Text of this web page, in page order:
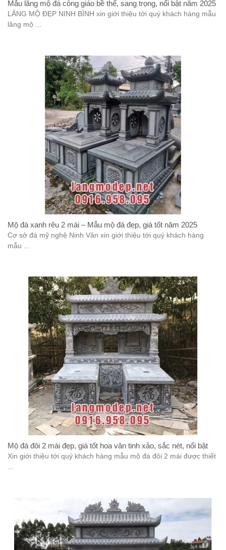
Mẫu lăng mộ đá công giáo bề thế, sang trọng, nổi bật năm 2025
LĂNG MỘ ĐẸP NINH BÌNH xin giới thiệu tới quý khách hàng mẫu
lăng mộ ...
Mộ đá xanh rêu 2 mái – Mẫu mộ đá đẹp, giá tốt năm 2025
Cơ sở đá mỹ nghệ Ninh Vân xin giới thiệu tới quý khách hàng
mẫu ...
Mộ đá đôi 2 mái đẹp, giá tốt hoa văn tinh xảo, sắc nét, nổi bật
Xin giới thiệu tới quý khách hàng mẫu mộ đá đôi 2 mái được thiết
...